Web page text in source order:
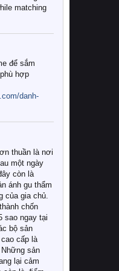
matching
để sắm
hợp
danh-
thuần là nơi
một ngày
còn là
ánh gu thẩm
của gia chủ.
chốn
sao ngay tại
bộ sản
cấp là
sản
lại cảm